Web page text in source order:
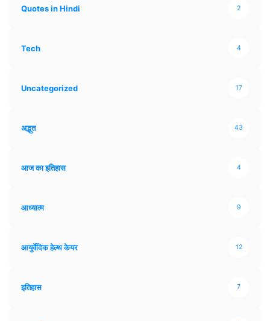
Quotes in Hindi 2
Tech 4
Uncategorized 17
अद्भुत 43
आज का इतिहास 4
आध्यात्म 9
आयुर्वेदिक हेल्थ केयर 12
इतिहास 7